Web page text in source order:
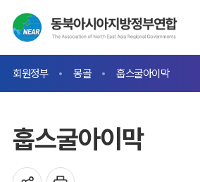
회원정부 몽골 훕스굴아이막
훕스굴아이막